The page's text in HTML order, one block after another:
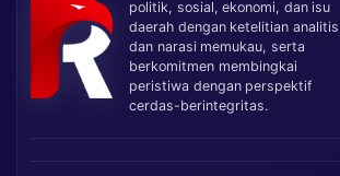
politik, sosial, ekonomi, dan isu
daerah dengan ketelitian analitis
dan narasi memukau, serta
berkomitmen membingkai
peristiwa dengan perspektif
cerdas-berintegritas.